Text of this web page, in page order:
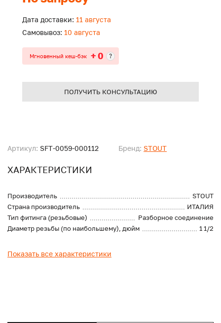
Артикул: SFT-0059-000112 Бренд: STOUT
ХАРАКТЕРИСТИКИ
Производитель
STOUT
Страна производитель
ИТАЛИЯ
Тип фитинга (резьбовые)
Разборное соединение
Диаметр резьбы (по наибольшему), дюйм
1 1/2
Показать все характеристики
Дата доставки: 11 августа
Самовывоз: 10 августа
Мгновенный кеш-бэк + 0 ?
ПОЛУЧИТЬ КОНСУЛЬТАЦИЮ